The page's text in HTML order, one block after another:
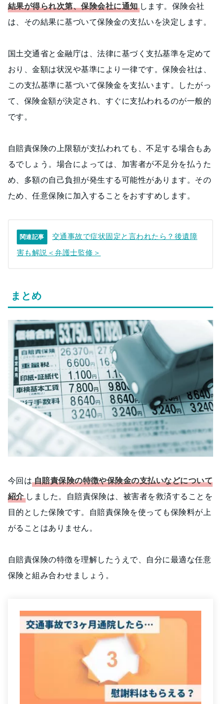
結果が得られ次第、保険会社に通知します。保険会社
は、その結果に基づいて保険金の支払いを決定します。
国土交通省と金融庁は、法律に基づく支払基準を定めて
おり、金額は状況や基準により一律です。保険会社は、
この支払基準に基づいて保険金を支払います。したがっ
て、保険金額が決定され、すぐに支払われるのが一般的
です。
自賠責保険の上限額が支払われても、不足する場合もあ
るでしょう。場合によっては、加害者が不足分を払うた
め、多額の自己負担が発生する可能性があります。その
ため、任意保険に加入することをおすすめします。
関連記事
交通事故で症状固定と言われたら？後遺障
害も解説＜弁護士監修＞
まとめ
今回は自賠責保険の特徴や保険金の支払いなどについて
紹介 しました。自賠責保険は、被害者を救済することを
目的とした保険です。自賠責保険を使っても保険料が上
がることはありません。
自賠責保険の特徴を理解したうえで、自分に最適な任意
保険と組み合わせましょう。